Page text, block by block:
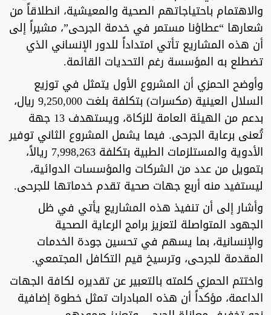
والاهتمام باحتياجاتهم الصحية والمعيشية، انطلاقاً من
شعارها “عطاؤنا مستمر في خدمة الجرحى”، مشيراً إلى
أن هذه المشاريع تأتي امتداداً للدور الإنساني الذي
تضطلع به المؤسسة رغم التحديات القائمة.
وأوضح الحمزي أن المشروع الأول يتمثل في توزيع
السلال العينية (مكسرات) بتكلفة بلغت 9,250,000 ريال،
بدعم من الهيئة العامة للزكاة، ويستهدف 13 جهة
تُعنى برعاية الجرحى. فيما يشمل المشروع الثاني توفير
الأدوية والمستلزمات الطبية بتكلفة 7,998,263 ريالاً،
بتمويل من عدد من الشركات والمؤسسات الدوائية،
ليستفيد منه أربع جهات صحية تقدم خدماتها للجرحى.
وأشار إلى أن تنفيذ هذه المشاريع يأتي في ظل
الجهود المتواصلة لتعزيز برامج الرعاية الصحية
والإنسانية، بما يسهم في تحسين جودة الخدمات
المقدمة للجرحى، وترسيخ قيم التكافل المجتمعي.
واختتم الحمزي كلمته بالتعبير عن تقديره لكافة الجهات
الداعمة، مؤكداً أن هذه المبادرات تمثل خطوة إضافية